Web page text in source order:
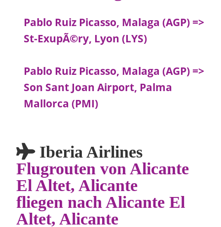
Pablo Ruiz Picasso, Malaga (AGP) =>
St-ExupÃ©ry, Lyon (LYS)
Pablo Ruiz Picasso, Malaga (AGP) =>
Son Sant Joan Airport, Palma
Mallorca (PMI)
Iberia Airlines
Flugrouten von Alicante
El Altet, Alicante
fliegen nach Alicante El
Altet, Alicante